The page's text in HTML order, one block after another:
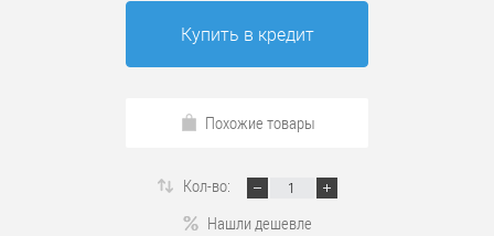
Купить в кредит
Похожие товары
Кол-во:
Нашли дешевле